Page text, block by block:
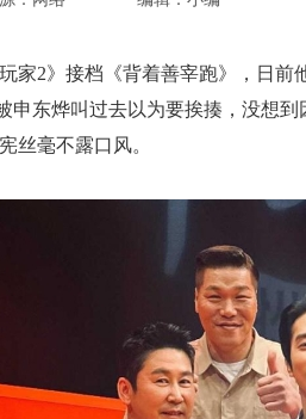
2》接档《背着善宰跑》，日前
申东烨叫过去以为要挨揍，没想
丝毫不露口风。